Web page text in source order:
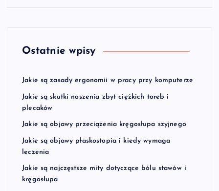
Ostatnie wpisy
Jakie są zasady ergonomii w pracy przy komputerze
Jakie są skutki noszenia zbyt ciężkich toreb i
plecaków
Jakie są objawy przeciążenia kręgosłupa szyjnego
Jakie są objawy płaskostopia i kiedy wymaga
leczenia
Jakie są najczęstsze mity dotyczące bólu stawów i
kręgosłupa